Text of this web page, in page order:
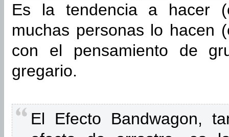
Es la tendencia a hacer
muchas personas lo hacen
con el pensamiento de
gregario.
El Efecto Bandwagon,